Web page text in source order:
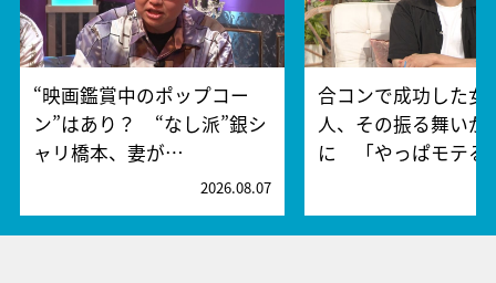
“映画鑑賞中のポップコー
ン”はあり？ “なし派”銀シ
ャリ橋本、妻が…
2026.08.07
合コンで成功した女
人、その振る舞いが
に 「やっぱモテ